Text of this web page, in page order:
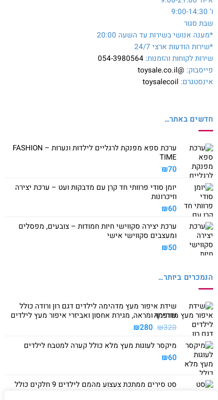
ו’ 9:00-14:30
שבת סגור
*מענה אנושי בשירות עד השעה 20:00
*שירות הודעות ארצי 24/7
שירות לקוחות והזמנות: 054-3980564
פייסבוק: @toysale.co.il
אינסטגרם: toysalecoil
חדשים באתר…
ערכת ספא מפנקת לרגליים לילדות ונערות – FASHION
TIME
₪70
יומן סודי פרוותי חד קרן עם מדבקות ועט – ערכת יצירה
וזיכרונות
₪60
ערכת יצירה סקווישי חיות חמודות – צובעים, מפסלים
ומעצבים סקווישי אישי
₪50
הנמכרים ביותר…
שידת איפור מעץ מדהימה לילדים דגם רון ורודה כולל
שרפרף ומראה, מגירת אחסון ואביזרי איפור מעץ לילדים
₪320
המחיר
היה:
₪280 המחיר
הוא:
מיקסר לעוגות מעץ מלא כולל קערה למטבח לילדים
₪60
סט סירים ממתכת צעצוע מהמם לילדים 9 חלקים כולל